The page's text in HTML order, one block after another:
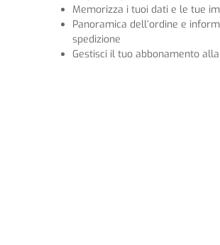
Memorizza i tuoi dati e le tue
Panoramica dell’ordine e
spedizione
Gestisci il tuo abbonamento